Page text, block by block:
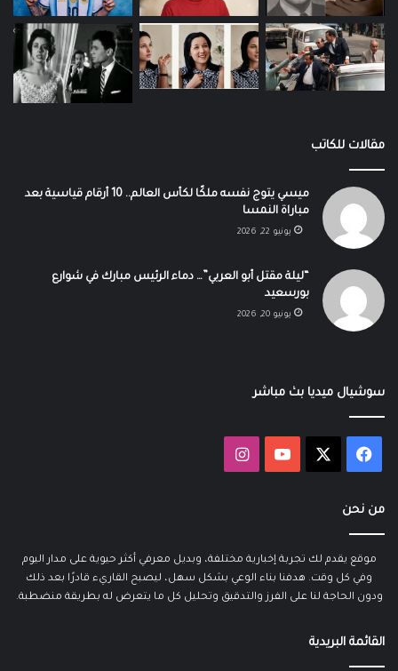
مقالات للكاتب
ميسي يتوج نفسه ملكًا لكأس العالم.. 10 أرقام قياسية بعد
مباراة النمسا
يونيو 22, 2026
“ليلة مقتل أبو العربي”… دماء الرئيس مبارك في شوارع
بورسعيد
يونيو 20, 2026
سوشيال ميديا بث مباشر
فيسبوك ‫YouTubeانستقرام
من نحن
موقع يقدم لك تجربة إخبارية مختلفة، وبديل معرفي أكثر حيوية على مدار اليوم
وفي كل وقت. هدفنا بناء الوعي بشكل سهل، ليصبح القاريء قادرًا بعد ذلك
ودون الحاجة لنا على الفرز والتدقيق وتحليل كل ما يتعرض له بطريقة منضطبة.
القائمة البريدية